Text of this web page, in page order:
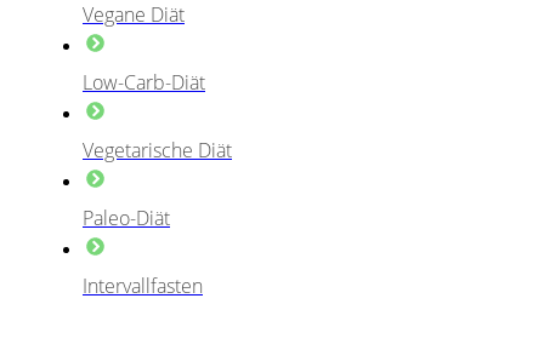
Vegane Diät
Low-Carb-Diät
Vegetarische Diät
Paleo-Diät
Intervallfasten